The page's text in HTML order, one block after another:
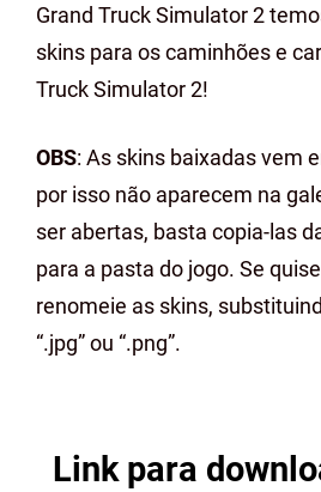
Grand Truck Simulator 2
skins para os caminhões e
Truck Simulator 2!
OBS: As skins baixadas vem
por isso não aparecem na
ser abertas, basta copia-las
para a pasta do jogo. Se
renomeie as skins,
“.jpg” ou “.png”.
Link para